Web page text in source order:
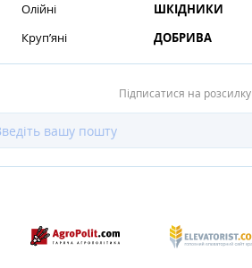
Олійні
Круп’яні
ШКІДНИКИ
ДОБРИВА
Підписатися на розсилку